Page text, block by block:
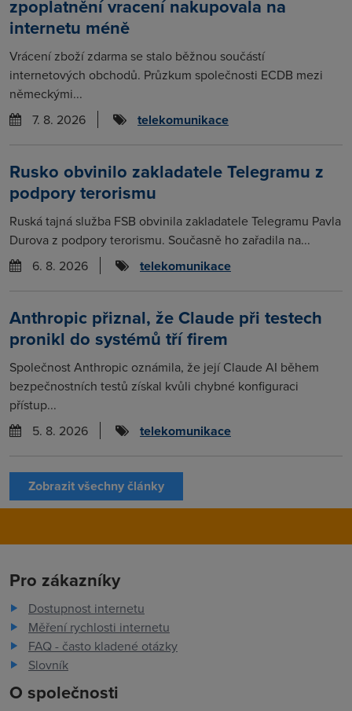
zpoplatnění vracení nakupovala na
internetu méně
Vrácení zboží zdarma se stalo běžnou součástí
internetových obchodů. Průzkum společnosti ECDB mezi
německými...
7. 8. 2026
telekomunikace
Rusko obvinilo zakladatele Telegramu z
podpory terorismu
Ruská tajná služba FSB obvinila zakladatele Telegramu Pavla
Durova z podpory terorismu. Současně ho zařadila na...
6. 8. 2026
telekomunikace
Anthropic přiznal, že Claude při testech
pronikl do systémů tří firem
Společnost Anthropic oznámila, že její Claude AI během
bezpečnostních testů získal kvůli chybné konfiguraci
přístup...
5. 8. 2026
telekomunikace
Zobrazit všechny články
Pro zákazníky
Dostupnost internetu
Měření rychlosti internetu
FAQ - často kladené otázky
Slovník
O společnosti